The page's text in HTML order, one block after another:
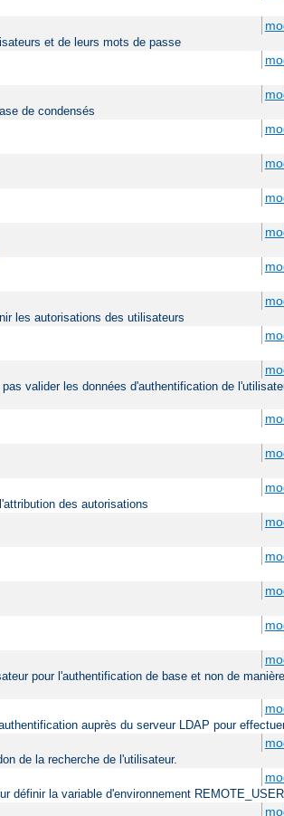
et de leurs mots de passe
de condensés
les autorisations des utilisateurs
valider les données d'authentification de
des autorisations
pour l'authentification de base et non de
auprès du serveur LDAP pour
de la recherche de l'utilisateur.
définir la variable d'environnement REMOTE_USER